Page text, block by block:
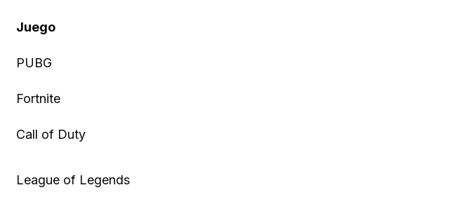
Juego
PUBG
Fortnite
Call of Duty
League of Legends